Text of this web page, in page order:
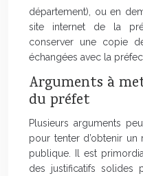
département), ou en
site internet de la
conserver une copie
échangées avec la
Arguments à
du préfet
Plusieurs arguments
pour tenter d’obtenir
publique. Il est
des justificatifs solides